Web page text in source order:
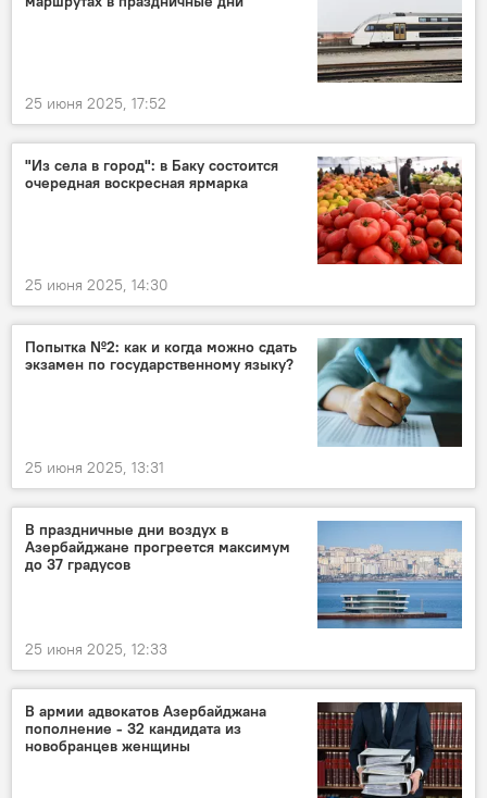
25 июня 2025, 17:52
"Из села в город": в Баку состоится
очередная воскресная ярмарка
25 июня 2025, 14:30
Попытка №2: как и когда можно сдать
экзамен по государственному языку?
25 июня 2025, 13:31
В праздничные дни воздух в
Азербайджане прогреется максимум
до 37 градусов
25 июня 2025, 12:33
В армии адвокатов Азербайджана
пополнение - 32 кандидата из
новобранцев женщины